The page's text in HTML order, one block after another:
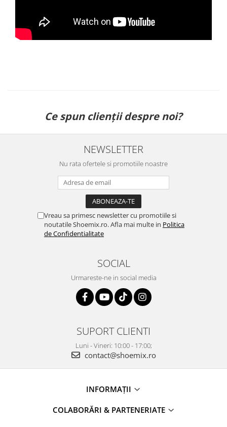
Ce spun clienții despre noi?
NEWSLETTER
Nu rata ofertele si promotiile noastre
Vreau sa primesc newsletter cu promotiile si
noutatile Shoemix.ro. Afla mai multe in Politica
de Confidentialitate
SOCIAL
Urmareste-ne in social media
SUPORT CLIENTI
Luni - Vineri: 10:00 - 17:00;
contact@shoemix.ro
INFORMAȚII
COLABORĂRI & PARTENERIATE